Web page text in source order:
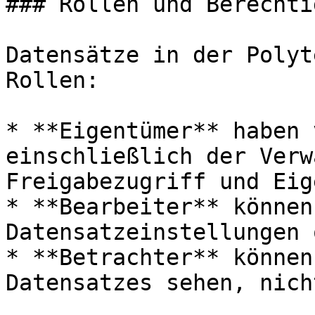
Datensätze in der
Rollen:
* **Eigentümer**
einschließlich der
Freigabezugriff und
* **Bearbeiter**
Datensatzeinstellungen
* **Betrachter**
Datensatzes sehen,